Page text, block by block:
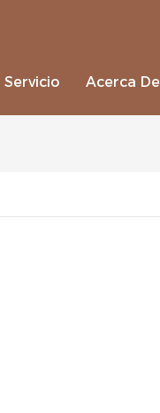
Servicio Acerca